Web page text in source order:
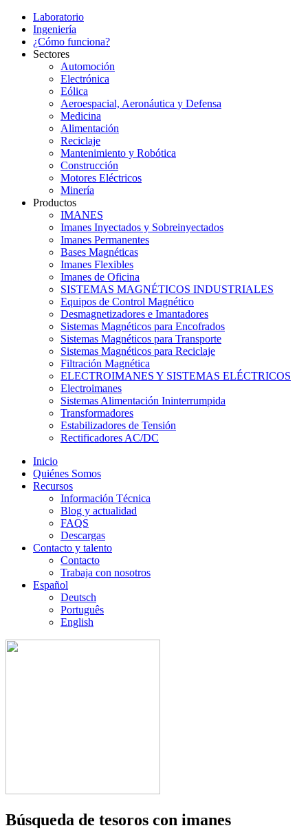
Laboratorio
Ingeniería
¿Cómo funciona?
Sectores
Automoción
Electrónica
Eólica
Aeroespacial, Aeronáutica y Defensa
Medicina
Alimentación
Reciclaje
Mantenimiento y Robótica
Construcción
Motores Eléctricos
Minería
Productos
IMANES
Imanes Inyectados y Sobreinyectados
Imanes Permanentes
Bases Magnéticas
Imanes Flexibles
Imanes de Oficina
SISTEMAS MAGNÉTICOS INDUSTRIALES
Equipos de Control Magnético
Desmagnetizadores e Imantadores
Sistemas Magnéticos para Encofrados
Sistemas Magnéticos para Transporte
Sistemas Magnéticos para Reciclaje
Filtración Magnética
ELECTROIMANES Y SISTEMAS ELÉCTRICOS
Electroimanes
Sistemas Alimentación Ininterrumpida
Transformadores
Estabilizadores de Tensión
Rectificadores AC/DC
Inicio
Quiénes Somos
Recursos
Información Técnica
Blog y actualidad
FAQS
Descargas
Contacto y talento
Contacto
Trabaja con nosotros
Español
Deutsch
Português
English
Búsqueda de tesoros con imanes